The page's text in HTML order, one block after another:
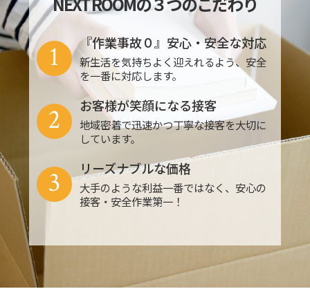
『作業事故０』安心・安全な対応
新生活を気持ちよく迎えれるよう、安全
を一番に対応します。
1
お客様が笑顔になる接客
地域密着で迅速かつ丁寧な接客を大切に
しています。
2
リーズナブルな価格
大手のような利益一番ではなく、安心の
接客・安全作業第一！
3